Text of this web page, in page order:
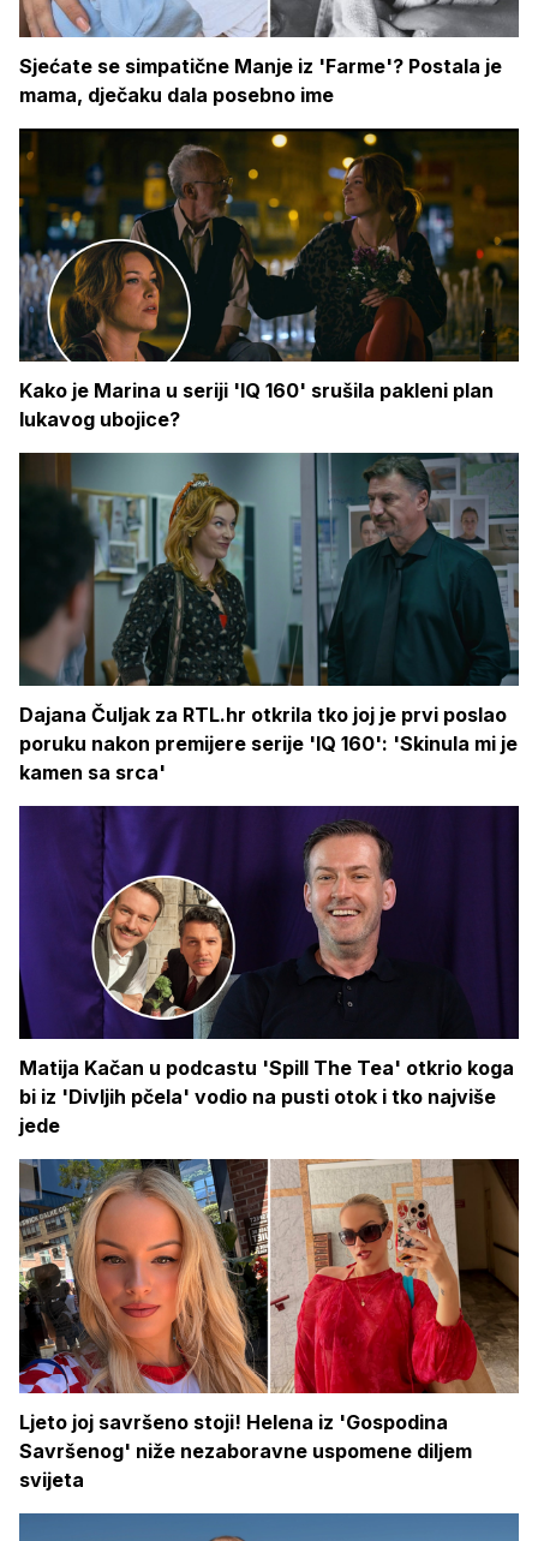
Sjećate se simpatične Manje iz 'Farme'? Postala je
mama, dječaku dala posebno ime
Kako je Marina u seriji 'IQ 160' srušila pakleni plan
lukavog ubojice?
Dajana Čuljak za RTL.hr otkrila tko joj je prvi poslao
poruku nakon premijere serije 'IQ 160': 'Skinula mi je
kamen sa srca'
Matija Kačan u podcastu 'Spill The Tea' otkrio koga
bi iz 'Divljih pčela' vodio na pusti otok i tko najviše
jede
Ljeto joj savršeno stoji! Helena iz 'Gospodina
Savršenog' niže nezaboravne uspomene diljem
svijeta